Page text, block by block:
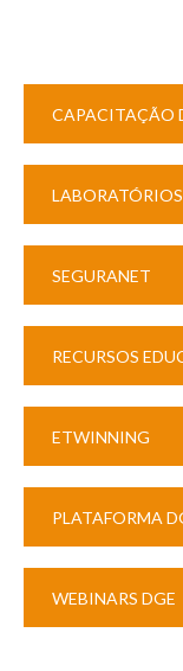
CAPACITAÇÃO
SEGURANET
RECURSOS
ETWINNING
PLATAFORMA
WEBINARS DGE